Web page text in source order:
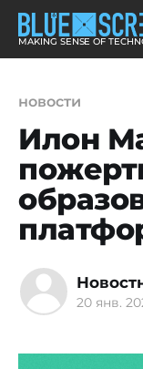
MAKING SENSE OF
новости
Илон
20 янв.